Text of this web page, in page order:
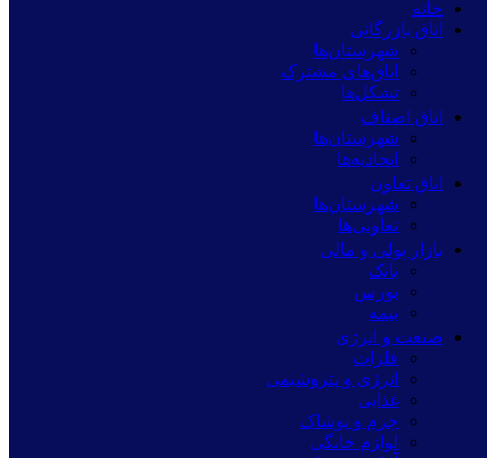
خانه
اتاق بازرگانی
شهرستان‌ها
اتاق‌های مشترک
تشکل‌ها
اتاق اصناف
شهرستان‌ها
اتحادیه‌ها
اتاق تعاون
شهرستان‌ها
تعاونی‌ها
بازار پولی و مالی
بانک
بورس
بیمه
صنعت و انرژی
فلزات
انرژی و پتروشیمی
غذایی
چرم و پوشاک
لوازم خانگی